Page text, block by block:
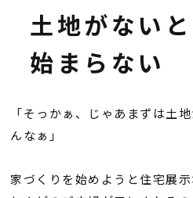
手間ひまかけた家づくり
素材とデザイン
耐震性能+制震性能
土地がないと
始まらない
「そっかぁ、じゃあまずは土
んなぁ」
家づくりを始めようと住宅展